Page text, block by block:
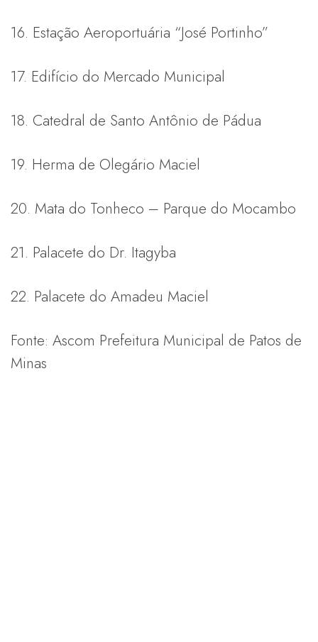
16. Estação Aeroportuária “José Portinho”
17. Edifício do Mercado Municipal
18. Catedral de Santo Antônio de Pádua
19. Herma de Olegário Maciel
20. Mata do Tonheco – Parque do Mocambo
21. Palacete do Dr. Itagyba
22. Palacete do Amadeu Maciel
Fonte: Ascom Prefeitura Municipal de Patos de
Minas